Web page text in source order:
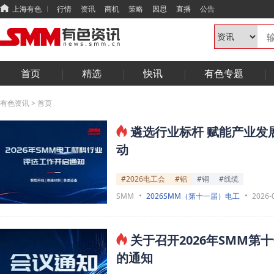
上海有色 行情 资讯 商机 策略 因思 直播 公告
首页 精选 快讯 有色专题
有色资讯> 首页
遴选行业标杆 赋能产业
动
#2026电工会 #铝 #铜
#线缆
SMM
2026SMM（第十一届）电工 2026-
关于召开2026年SMM第
的通知